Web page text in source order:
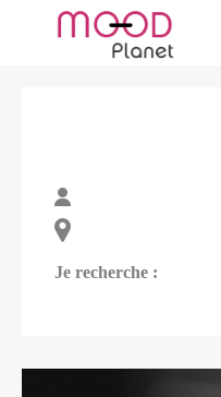
Je recherche :